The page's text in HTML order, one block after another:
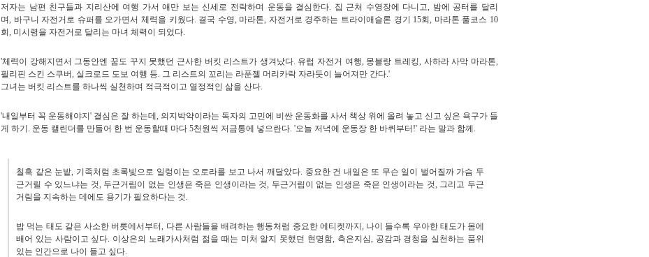
저자는 남편 친구들과 지리산에 여행 가서 애만 보는 신세로 전락하며 운동을 결심한다. 집 근처 수영장에 다니고, 밤에 공터를 달리
며, 바구니 자전거로 슈퍼를 오가면서 체력을 키웠다. 결국 수영, 마라톤, 자전거로 경주하는 트라이애슬론 경기 15회, 마라톤 풀코스 10
회, 미시령을 자전거로 달리는 마녀 체력이 되었다.
'체력이 강해지면서 그동안엔 꿈도 꾸지 못했던 근사한 버킷 리스트가 생겨났다. 유럽 자전거 여행, 몽블랑 트레킹, 사하라 사막 마라톤,
필리핀 스킨 스쿠버, 실크로드 도보 여행 등. 그 리스트의 꼬리는 라푼젤 머리카락 자라듯이 늘어져만 간다.'
그녀는 버킷 리스트를 하나씩 실천하며 적극적이고 열정적인 삶을 산다.
'내일부터 꼭 운동해야지' 결심은 잘 하는데, 의지박약이라는 독자의 고민에 비싼 운동화를 사서 책상 위에 올려 놓고 신고 싶은 욕구가 들
게 하기. 운동 캘린더를 만들어 한 번 운동할때 마다 5천원씩 저금통에 넣으란다. '오늘 저녁에 운동장 한 바퀴부터!' 라는 말과 함께.
칠흑 같은 눈밭, 기족처럼 초록빛으로 일렁이는 오로라를 보고 나서 깨달았다. 중요한 건 내일은 또 무슨 일이 벌어질까 가슴 두
근거릴 수 있느냐는 것, 두근거림이 없는 인생은 죽은 인생이라는 것, 두근거림이 없는 인생은 죽은 인생이라는 것, 그리고 두근
거림을 지속하는 데에도 용기가 필요하다는 것.
밥 먹는 태도 같은 사소한 버릇에서부터, 다른 사람들을 배려하는 행동처럼 중요한 에티켓까지, 나이 들수록 우아한 태도가 몸에
배어 있는 사람이고 싶다. 이상은의 노래가사처럼 젊을 때는 미처 알지 못했던 현명함, 측은지심, 공감과 경청을 실천하는 품위
있는 인간으로 나이 들고 싶다.